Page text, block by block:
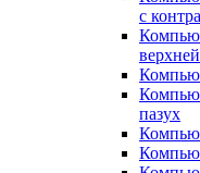
с
пазух